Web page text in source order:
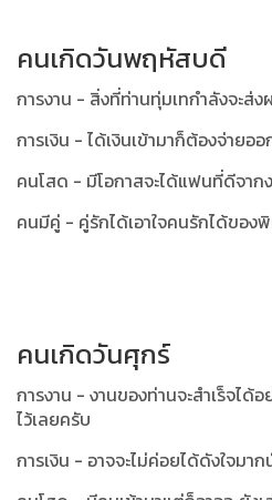
คนเกิดวันพฤหัสบดี
การงาน - สิ่งที่ท่านทุ่มเทกำลังจะส่
การเงิน - ได้เงินเข้ามาก็ต้องจ่ายอ
คนโสด - มีโอกาสจะได้แฟนที่ดีจาก
คนมีคู่ - คู่รักได้เอาใจคนรักได้ของ
คนเกิดวันศุกร์
การงาน - งานของท่านจะสำเร็จได้
ไว้เลยครับ
การเงิน - อาจจะไม่ค่อยได้ดังใจมา